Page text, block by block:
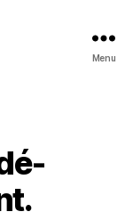
Menu